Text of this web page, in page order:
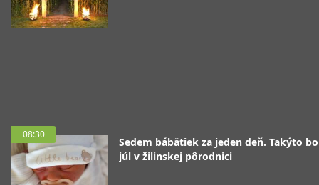
08:30
Sedem bábätiek za jeden deň. Takýto
júl v žilinskej pôrodnici